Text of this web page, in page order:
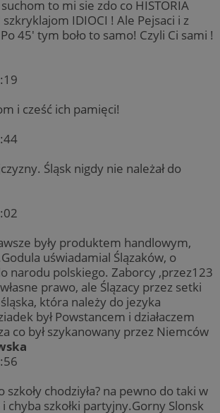
to mi sie zdo co HISTORIA
IDIOCI ! Ale Pejsaci i z
45' tym boło to samo! Czyli Ci sami !
i cześć ich pamięci!
Śląsk nigdy nie należał do
były produktem handlowym,
uświadamial Ślązaków, o
narodu polskiego. Zaborcy ,przez123
prawo, ale Ślązacy przez setki
która należy do jezyka
był Powstancem i działaczem
co był szykanowany przez Niemców
szkoły chodziyła? na pewno do taki w
chyba szkołki partyjny.Gorny Slonsk